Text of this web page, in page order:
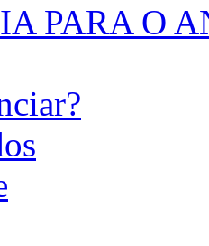
PARA O